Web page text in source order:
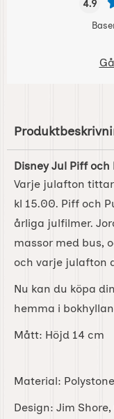
4.9
Disney Jul Piff och
Varje julafton
kl 15.00. Piff och
årliga julfilmer.
massor med bus,
och varje julafton
Nu kan du köpa
hemma i
Mått: Höjd 14 cm
Material: Polystone
Design: Jim